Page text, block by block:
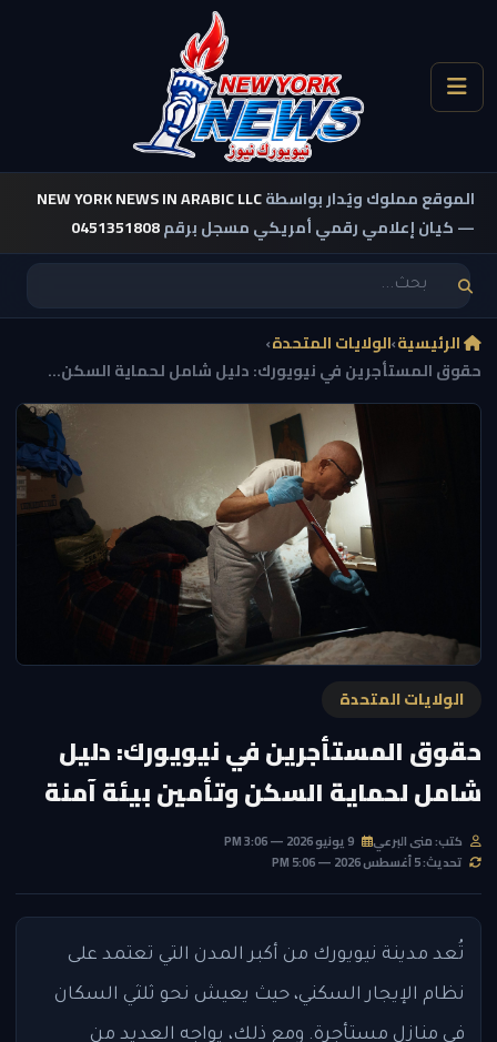
الموقع مملوك ويُدار بواسطةNEW YORK NEWS IN ARABIC LLC
— كيان إعلامي رقمي أمريكي مسجل برقم0451351808
الرئيسية›الولايات المتحدة›
حقوق المستأجرين في نيويورك: دليل شامل لحماية السكن...
الولايات المتحدة
حقوق المستأجرين في نيويورك: دليل
شامل لحماية السكن وتأمين بيئة آمنة
كتب: منى البرعي
تحديث: 5 أغسطس 2026 — 5:06 PM
تُعد مدينة نيويورك من أكبر المدن التي تعتمد على
نظام الإيجار السكني، حيث يعيش نحو ثلثي السكان
في منازل مستأجرة. ومع ذلك، يواجه العديد من